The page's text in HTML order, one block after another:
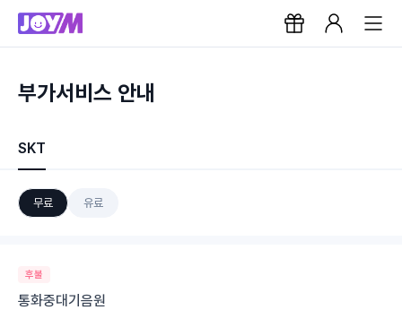
부가서비스 안내
SKT
무료 유료
후불
통화중대기음원